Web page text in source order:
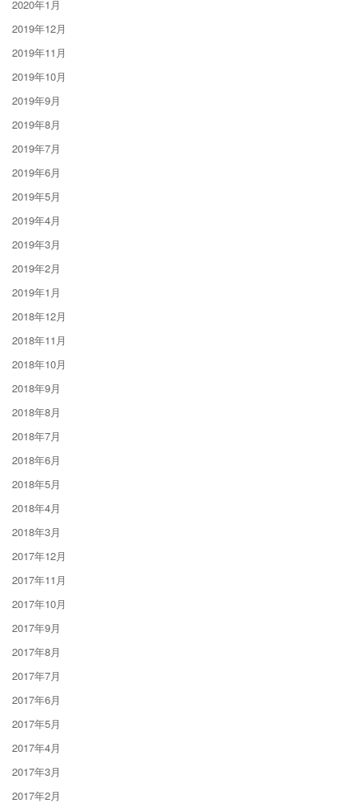
2020年1月
2019年12月
2019年11月
2019年10月
2019年9月
2019年8月
2019年7月
2019年6月
2019年5月
2019年4月
2019年3月
2019年2月
2019年1月
2018年12月
2018年11月
2018年10月
2018年9月
2018年8月
2018年7月
2018年6月
2018年5月
2018年4月
2018年3月
2017年12月
2017年11月
2017年10月
2017年9月
2017年8月
2017年7月
2017年6月
2017年5月
2017年4月
2017年3月
2017年2月